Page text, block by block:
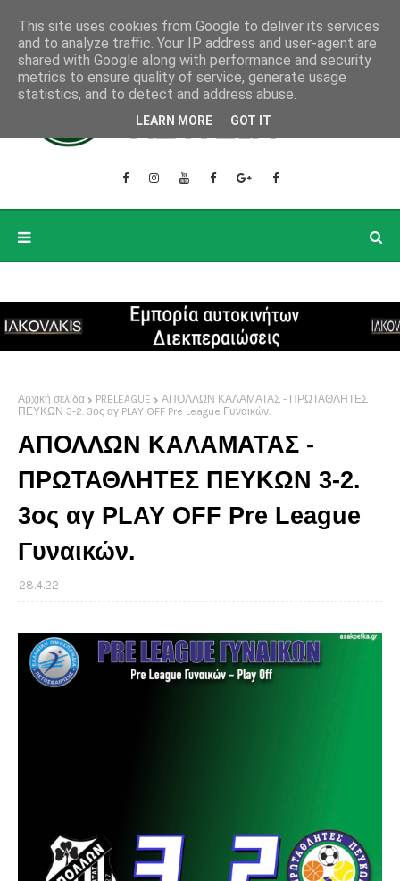
Αρχική σελίδα PRELEAGUE
ΑΠΟΛΛΩΝ ΚΑΛΑΜΑΤΑΣ - ΠΡΩΤΑΘΛΗΤΕΣ
ΠΕΥΚΩΝ 3-2. 3ος αγ PLAY OFF Pre League Γυναικών.
ΑΠΟΛΛΩΝ ΚΑΛΑΜΑΤΑΣ -
ΠΡΩΤΑΘΛΗΤΕΣ ΠΕΥΚΩΝ 3-2.
3ος αγ PLAY OFF Pre League
Γυναικών.
28.4.22
This site uses cookies from Google to deliver its services
and to analyze traffic. Your IP address and user-agent are
shared with Google along with performance and security
metrics to ensure quality of service, generate usage
statistics, and to detect and address abuse.
LEARN MORE GOT IT